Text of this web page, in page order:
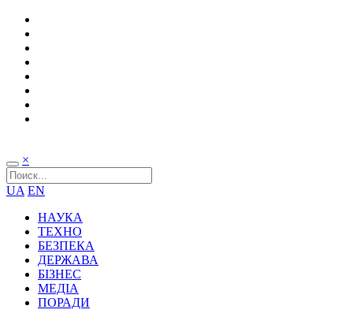
×
UA EN
НАУКА
ТЕХНО
БЕЗПЕКА
ДЕРЖАВА
БІЗНЕС
МЕДІА
ПОРАДИ